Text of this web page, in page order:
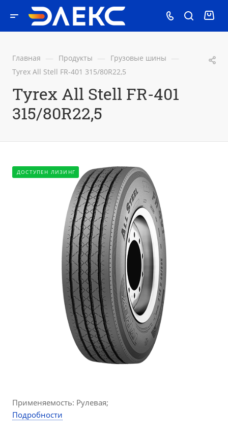
Главная — Продукты — Грузовые шины —
Tyrex All Stell FR-401 315/80R22,5
Tyrex All Stell FR-401
315/80R22,5
ДОСТУПЕН ЛИЗИНГ
Применяемость: Рулевая;
Подробности